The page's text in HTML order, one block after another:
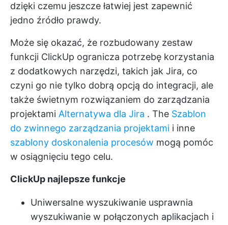
dzięki czemu jeszcze łatwiej jest zapewnić
jedno źródło prawdy.
Może się okazać, że rozbudowany zestaw
funkcji ClickUp ogranicza potrzebę korzystania
z dodatkowych narzędzi, takich jak Jira, co
czyni go nie tylko dobrą opcją do integracji, ale
także świetnym rozwiązaniem do zarządzania
projektami Alternatywa dla Jira . The Szablon
do zwinnego zarządzania projektami i inne
szablony doskonalenia procesów mogą pomóc
w osiągnięciu tego celu.
ClickUp najlepsze funkcje
Uniwersalne wyszukiwanie usprawnia
wyszukiwanie w połączonych aplikacjach i